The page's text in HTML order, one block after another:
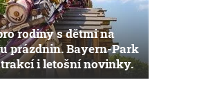
rodiny s dětmi na
prázdnin. Bayern-Park
i letošní novinky.